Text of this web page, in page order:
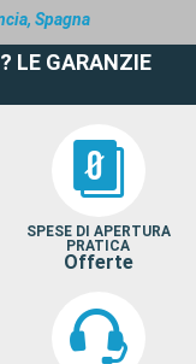
Spagna
LE GARANZIE
SPESE DI APERTURA
PRATICA
Offerte